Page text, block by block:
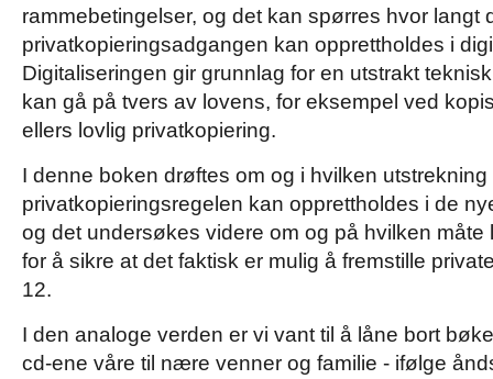
rammebetingelser, og det kan spørres hvor langt
privatkopieringsadgangen kan opprettholdes i
Digitaliseringen gir grunnlag for en utstrakt
kan gå på tvers av lovens, for eksempel ved
ellers lovlig privatkopiering.
I denne boken drøftes om og i hvilken utstrekning
privatkopieringsregelen kan opprettholdes i de
og det undersøkes videre om og på hvilken måte
for å sikre at det faktisk er mulig å fremstille
12.
I den analoge verden er vi vant til å låne bort
cd-ene våre til nære venner og familie - ifølge